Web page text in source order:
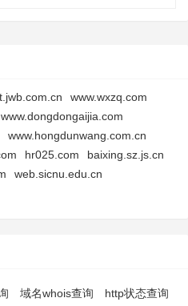
www.wxzq.com
www.dongdongaijia.com
www.hongdunwang.com.cn
hr025.com
baixing.sz.js.cn
web.sicnu.edu.cn
域名whois查询
http状态查询